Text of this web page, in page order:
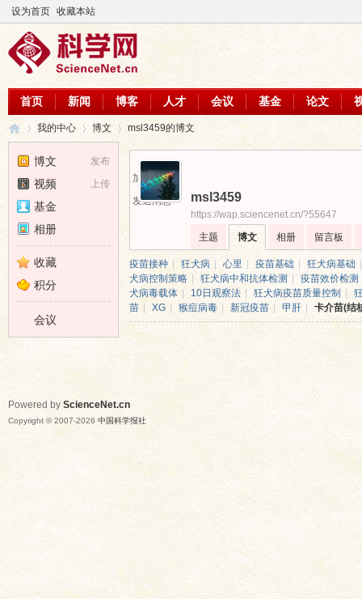
设为首页 收藏本站
首页 新闻 博客 人才 会议 基金 论文
›
我的中心 博文 msl3459的博文
加为好友
发送消息
msl3459
https://wap.sciencenet.cn/?55647
主题
博文 相册 留言板
疫苗接种 狂犬病 心里 疫苗基础 狂犬病基础
犬病控制策略
狂犬病中和抗体检测
疫苗效价检测
犬病毒载体
10日观察法 狂犬病疫苗质量控制
苗 | XG 猴痘病毒 新冠疫苗 甲肝 卡介苗(结
发布
博文
上传
视频
基金
相册
收藏
积分
会议
Powered by ScienceNet.cn
Copyright © 2007-2026 中国科学报社